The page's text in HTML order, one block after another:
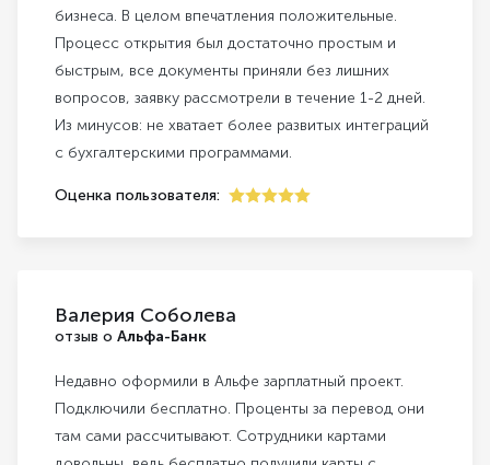
бизнеса. В целом впечатления положительные.
Процесс открытия был достаточно простым и
быстрым, все документы приняли без лишних
вопросов, заявку рассмотрели в течение 1-2 дней.
Из минусов: не хватает более развитых интеграций
с бухгалтерскими программами.
Оценка пользователя:
Валерия Соболева
отзыв о Альфа-Банк
Недавно оформили в Альфе зарплатный проект.
Подключили бесплатно. Проценты за перевод они
там сами рассчитывают. Сотрудники картами